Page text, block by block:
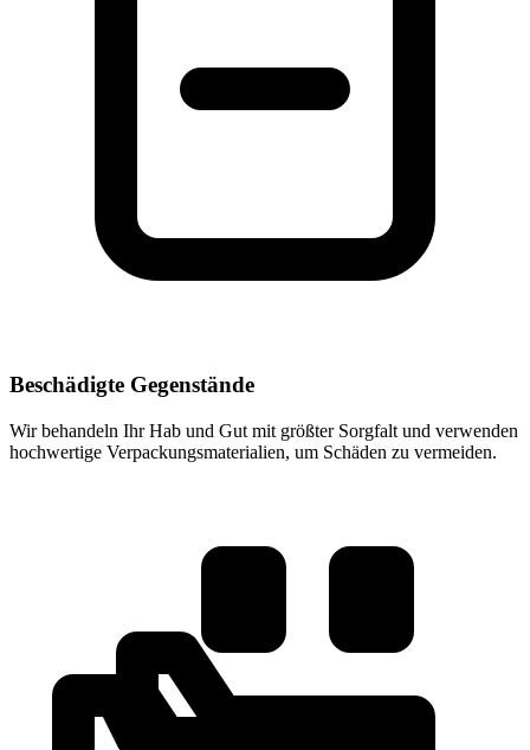
Beschädigte Gegenstände
Wir behandeln Ihr Hab und Gut mit größter Sorgfalt und verwenden
hochwertige Verpackungsmaterialien, um Schäden zu vermeiden.